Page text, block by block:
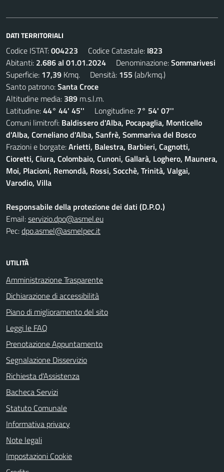
DATI TERRITORIALI
Codice ISTAT:004223 Codice Catastale: I823
Abitanti: 2.686 al 01.01.2024 Denominazione:Sommarivesi
Superficie: 17,39 Kmq. Densità: 155 (ab/kmq.)
Santo patrono:Santa Croce
Altitudine media: 389 m.s.l.m.
Latitudine:44° 44' 45'' Longitudine: 7° 54' 07''
Comuni limitrofi: Baldissero d'Alba, Pocapaglia, Monticello
d'Alba, Corneliano d'Alba, Sanfrè, Sommariva del Bosco
Frazioni e borgate:Arietti, Balestra, Barbieri, Cagnotti,
Cioretti, Ciura, Colombaio, Cunoni, Gallarà, Loghero, Maunera,
Moi, Placioni, Remondà, Rossi, Socchè, Trinità, Valgai,
Varodio, Villa
Responsabile della protezione dei dati (D.P.O.)
Email:servizio.dpo@asmel.eu
Pec:dpo.asmel@asmelpec.it
UTILITÀ
Amministrazione Trasparente
Dichiarazione di accessibilità
Piano di miglioramento del sito
Leggi le FAQ
Prenotazione Appuntamento
Segnalazione Disservizio
Richiesta d'Assistenza
Bacheca Servizi
Statuto Comunale
Informativa privacy
Note legali
Impostazioni Cookie